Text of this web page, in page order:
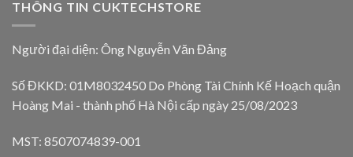
THÔNG TIN CUKTECHSTORE
Người đại diện: Ông Nguyễn Văn Đảng
Số ĐKKD: 01M8032450 Do Phòng Tài Chính Kế Hoạch quận
Hoàng Mai - thành phố Hà Nội cấp ngày 25/08/2023
MST: 8507074839-001